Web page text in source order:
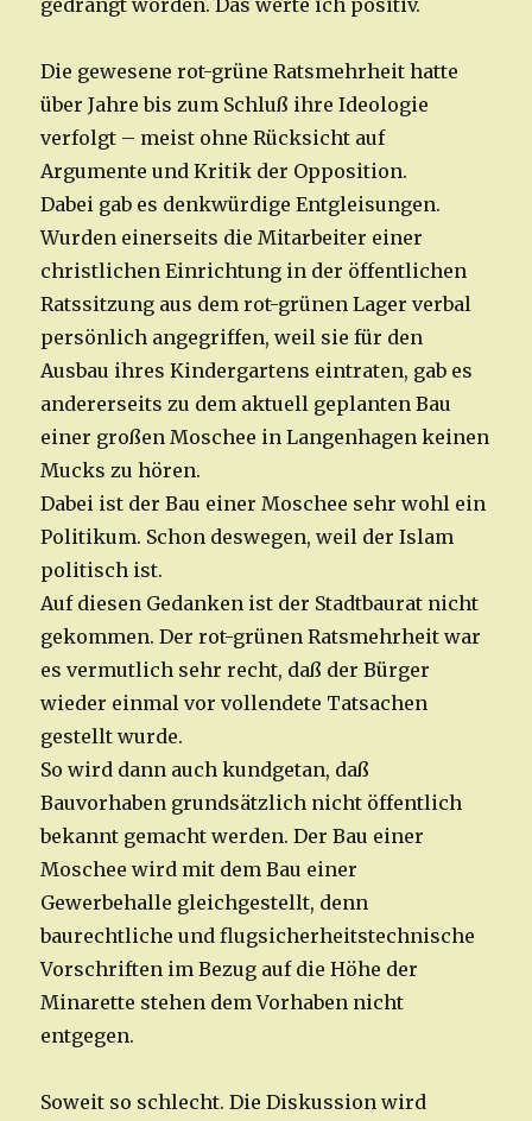
gedrängt worden. Das werte ich positiv.
Die gewesene rot-grüne Ratsmehrheit hatte
über Jahre bis zum Schluß ihre Ideologie
verfolgt – meist ohne Rücksicht auf
Argumente und Kritik der Opposition.
Dabei gab es denkwürdige Entgleisungen.
Wurden einerseits die Mitarbeiter einer
christlichen Einrichtung in der öffentlichen
Ratssitzung aus dem rot-grünen Lager verbal
persönlich angegriffen, weil sie für den
Ausbau ihres Kindergartens eintraten, gab es
andererseits zu dem aktuell geplanten Bau
einer großen Moschee in Langenhagen keinen
Mucks zu hören.
Dabei ist der Bau einer Moschee sehr wohl ein
Politikum. Schon deswegen, weil der Islam
politisch ist.
Auf diesen Gedanken ist der Stadtbaurat nicht
gekommen. Der rot-grünen Ratsmehrheit war
es vermutlich sehr recht, daß der Bürger
wieder einmal vor vollendete Tatsachen
gestellt wurde.
So wird dann auch kundgetan, daß
Bauvorhaben grundsätzlich nicht öffentlich
bekannt gemacht werden. Der Bau einer
Moschee wird mit dem Bau einer
Gewerbehalle gleichgestellt, denn
baurechtliche und flugsicherheitstechnische
Vorschriften im Bezug auf die Höhe der
Minarette stehen dem Vorhaben nicht
entgegen.
Soweit so schlecht. Die Diskussion wird